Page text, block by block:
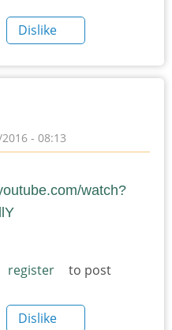
Dislike
- 08:13
watch?
register
to post
Dislike